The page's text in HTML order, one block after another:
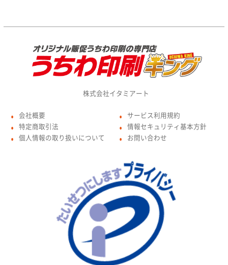
株式会社イタミアート
● 会社概要
● 特定商取引法
● 個人情報の取り扱いについて
● サービス利用規約
● 情報セキュリティ基本方針
● お問い合わせ